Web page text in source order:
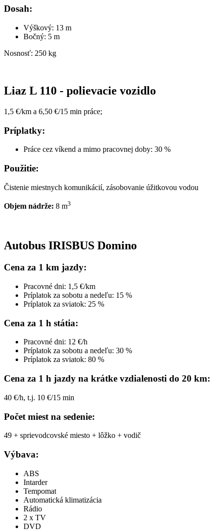
Dosah:
Výškový: 13 m
Bočný: 5 m
Nosnosť: 250 kg
Liaz L 110 - polievacie vozidlo
1,5 €/km a 6,50 €/15 min práce;
Príplatky:
Práce cez víkend a mimo pracovnej doby: 30 %
Použitie:
Čistenie miestnych komunikácií, zásobovanie úžitkovou vodou
Objem nádrže: 8 m3
Autobus IRISBUS Domino
Cena za 1 km jazdy:
Pracovné dni: 1,5 €/km
Príplatok za sobotu a nedeľu: 15 %
Príplatok za sviatok: 25 %
Cena za 1 h státia:
Pracovné dni: 12 €/h
Príplatok za sobotu a nedeľu: 30 %
Príplatok za sviatok: 80 %
Cena za 1 h jazdy na krátke vzdialenosti do 20 km:
40 €/h, t.j. 10 €/15 min
Počet miest na sedenie:
49 + sprievodcovské miesto + lôžko + vodič
Výbava:
ABS
Intarder
Tempomat
Automatická klimatizácia
Rádio
2 x TV
DVD